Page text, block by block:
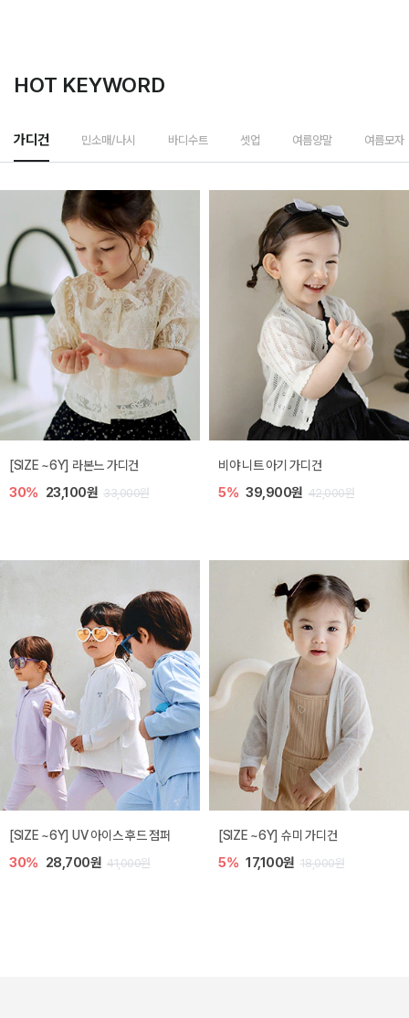
HOT KEYWORD
가디건 민소매/나시 바디수트 셋업 여름양말 여름모자
[SIZE ~6Y] 쥬히 민소매 티셔츠
10% 18,000원 20,000원
토닉 아기 민소매 티셔츠
20% 11,200원 14,000원
베티 니트 아기 민소매 티셔츠
10% 24,300원 27,000원
엘리오 아기 블라우스
20% 21,600원 27,000원